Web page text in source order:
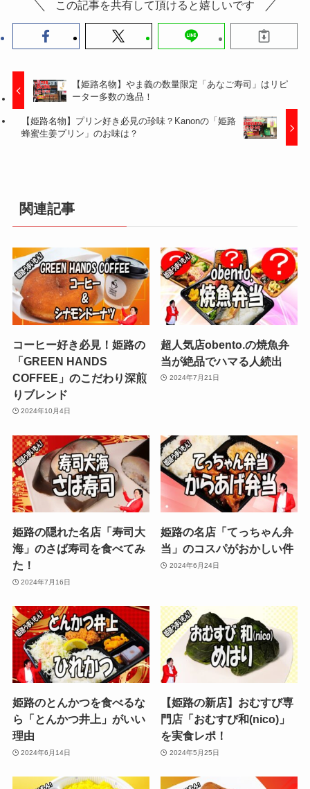
この記事を共有して頂けると嬉しいです
【姫路名物】やま義の数量限定「あなご寿司」はリピ
ーター多数の逸品！
【姫路名物】プリン好き必見の珍味？Kanonの「姫路
蜂蜜生姜プリン」のお味は？
関連記事
コーヒー好き必見！姫路の
「GREEN HANDS
COFFEE」のこだわり深煎
りブレンド
2024年10月4日
超人気店obento.の焼魚弁
当が絶品でハマる人続出
2024年7月21日
姫路の隠れた名店「寿司大
海」のさば寿司を食べてみ
た！
2024年7月16日
姫路の名店「てっちゃん弁
当」のコスパがおかしい件
2024年6月24日
姫路のとんかつを食べるな
ら「とんかつ井上」がいい
理由
2024年6月14日
【姫路の新店】おむすび専
門店「おむすび和(nico)」
を実食レポ！
2024年5月25日